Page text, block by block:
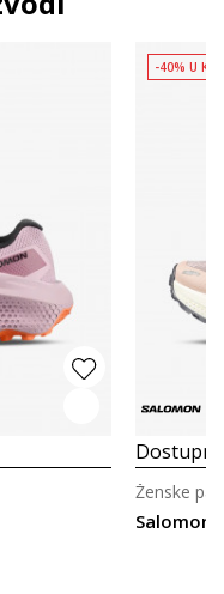
-40% U
Salomon
Ženske